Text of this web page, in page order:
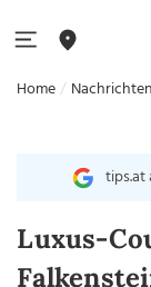
Home Nachrichten
tips.at
Luxus-